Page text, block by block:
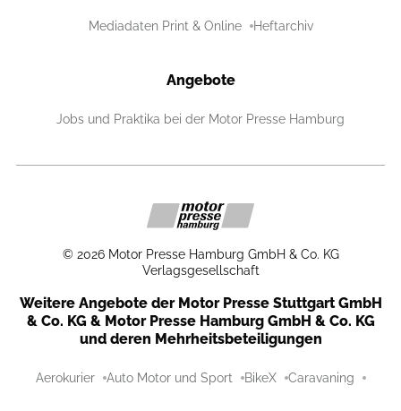
Mediadaten Print & Online Heftarchiv
Angebote
Jobs und Praktika bei der Motor Presse Hamburg
© 2026 Motor Presse Hamburg GmbH & Co. KG
Verlagsgesellschaft
Weitere Angebote der Motor Presse Stuttgart GmbH
& Co. KG & Motor Presse Hamburg GmbH & Co. KG
und deren Mehrheitsbeteiligungen
Aerokurier Auto Motor und Sport BikeX Caravaning